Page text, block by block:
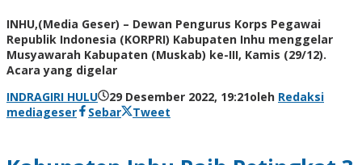
INHU,(Media Geser) – Dewan Pengurus Korps Pegawai
Republik Indonesia (KORPRI) Kabupaten Inhu menggelar
Musyawarah Kabupaten (Muskab) ke-III, Kamis (29/12).
Acara yang digelar
INDRAGIRI HULU
29 Desember 2022, 19:21oleh Redaksi
mediageser
Sebar Tweet